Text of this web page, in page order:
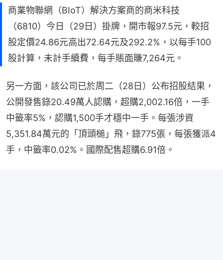
商業物聯網（BIoT）解決方案商的商米科技
（6810）今日（29日）掛牌，開市報97.5元，較招
股定價24.86元高出72.64元及292.2%，以每手100
股計算，未計手續費，每手賬面賺7,264元。
另一方面，該公司已於周二（28日）公布招股結果，
公開發售錄20.49萬人認購，超購2,002.16倍，一手
中籤率5%，認購1,500手才穩中一手。每張涉資
5,351.84萬元的「頂頭槌」飛，錄775張，每張獲派4
手，中籤率0.02%。國際配售超購6.91倍。